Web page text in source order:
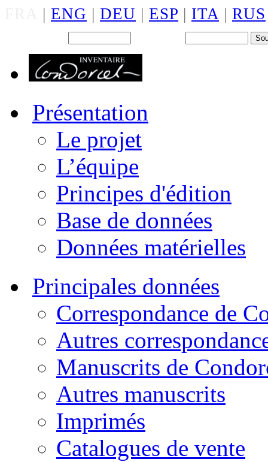
| ENG | DEU | ESP | ITA | RUS
Présentation
Le projet
L’équipe
Principes d'édition
Base de données
Données matérielles
Principales données
Correspondance de
Autres
Manuscrits de
Autres manuscrits
Imprimés
Catalogues de vente